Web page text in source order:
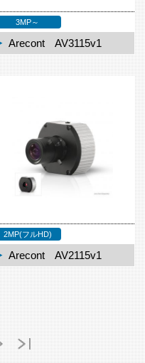
3MP～
Arecont AV3115v1
2MP(フルHD)
Arecont AV2115v1